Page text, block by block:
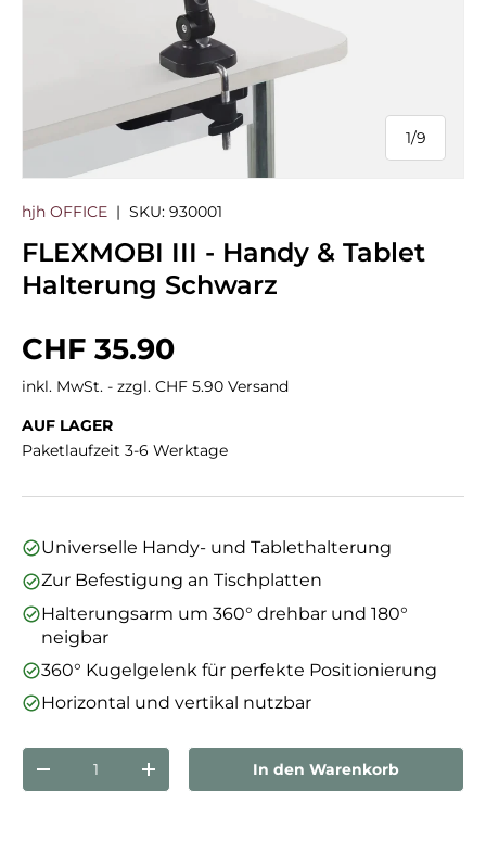
1/
von
9
hjh OFFICE | SKU: 930001
FLEXMOBI III - Handy & Tablet
Halterung Schwarz
Normaler Preis
CHF 35.90
inkl. MwSt. - zzgl. CHF 5.90 Versand
AUF LAGER
Paketlaufzeit 3-6 Werktage
Universelle Handy- und Tablethalterung
Zur Befestigung an Tischplatten
Halterungsarm um 360° drehbar und 180°
neigbar
360° Kugelgelenk für perfekte Positionierung
Horizontal und vertikal nutzbar
Anzahl
Menge verringernMenge erhöhenIn den Warenkorb